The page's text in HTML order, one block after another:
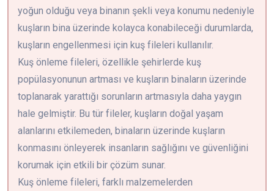
yoğun olduğu veya binanın şekli veya konumu nedeniyle
kuşların bina üzerinde kolayca konabileceği durumlarda,
kuşların engellenmesi için kuş fileleri kullanılır.
Kuş önleme fileleri, özellikle şehirlerde kuş
popülasyonunun artması ve kuşların binaların üzerinde
toplanarak yarattığı sorunların artmasıyla daha yaygın
hale gelmiştir. Bu tür fileler, kuşların doğal yaşam
alanlarını etkilemeden, binaların üzerinde kuşların
konmasını önleyerek insanların sağlığını ve güvenliğini
korumak için etkili bir çözüm sunar.
Kuş önleme fileleri, farklı malzemelerden